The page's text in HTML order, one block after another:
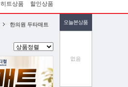
히트상품 할인상품
오늘본상품
없음
한의원 두타매트